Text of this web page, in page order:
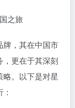
之旅
牌，其在中国市
更在于其深刻
。以下是对星